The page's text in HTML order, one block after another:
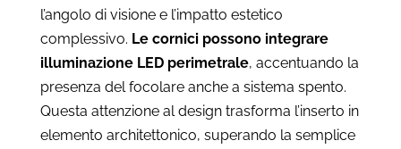
l’angolo di visione e l’impatto estetico
complessivo. Le cornici possono integrare
illuminazione LED perimetrale, accentuando la
presenza del focolare anche a sistema spento.
Questa attenzione al design trasforma l’inserto in
elemento architettonico, superando la semplice